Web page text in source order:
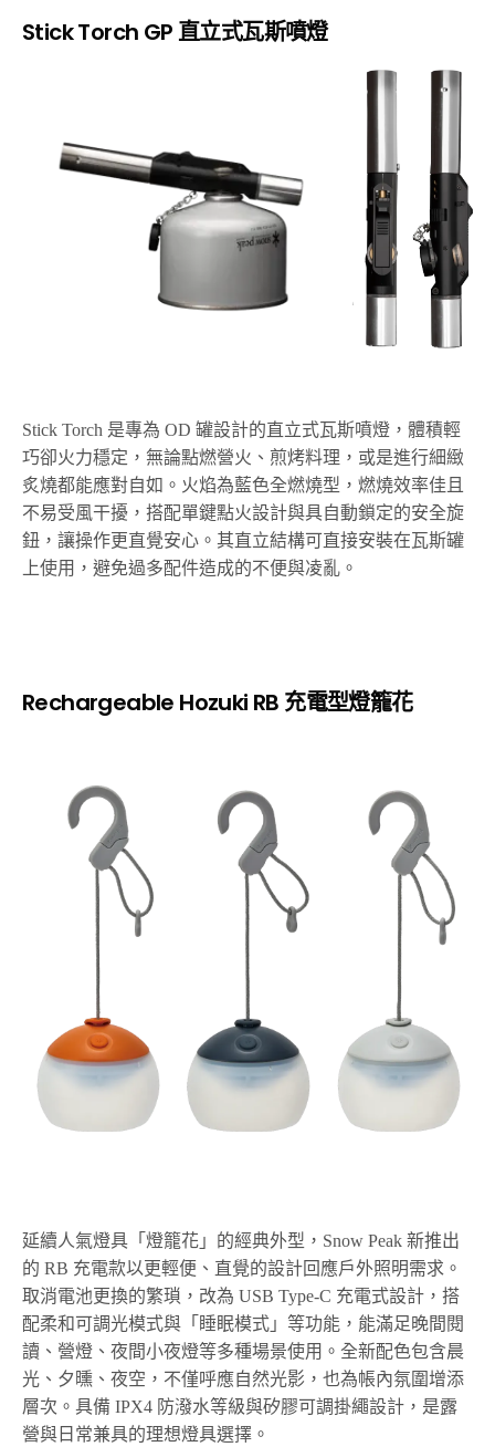
Stick Torch GP 直立式瓦斯噴燈
Stick Torch 是專為 OD 罐設計的直立式瓦斯噴燈，體積輕
巧卻火力穩定，無論點燃營火、煎烤料理，或是進行細緻
炙燒都能應對自如。火焰為藍色全燃燒型，燃燒效率佳且
不易受風干擾，搭配單鍵點火設計與具自動鎖定的安全旋
鈕，讓操作更直覺安心。其直立結構可直接安裝在瓦斯罐
上使用，避免過多配件造成的不便與凌亂。
Rechargeable Hozuki RB 充電型燈籠花
延續人氣燈具「燈籠花」的經典外型，Snow Peak 新推出
的 RB 充電款以更輕便、直覺的設計回應戶外照明需求。
取消電池更換的繁瑣，改為 USB Type-C 充電式設計，搭
配柔和可調光模式與「睡眠模式」等功能，能滿足晚間閱
讀、營燈、夜間小夜燈等多種場景使用。全新配色包含晨
光、夕曛、夜空，不僅呼應自然光影，也為帳內氛圍增添
層次。具備 IPX4 防潑水等級與矽膠可調掛繩設計，是露
營與日常兼具的理想燈具選擇。